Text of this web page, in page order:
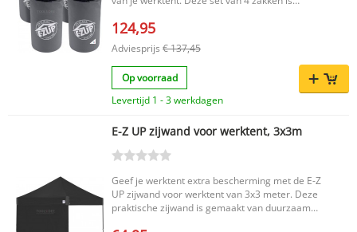
tentpoten te bevestigen, zodat je tent stevig op
zijn plek blijft staan. Ideaal voor gebruik op harde
ondergronden waar haringen niet gebruikt
kunnen worden. Belangrijkste voordelen Zorgt
voor maximale stabiliteit van je werktent
Eenvoudig te vullen met water Makkelijk te
bevestigen aan de tentpoten Geschikt voor
harde ondergronden waar haringen geen optie
zijn Praktische oplossing om je tent veilig te
verankeren bij wind of onstabiele
omstandigheden Productkenmerken Merk: E-Z
UP Type: water gewichtszakken Aantal: 4 stuks
Te vullen met water Bevestiging aan tentpoten
Een handige accessoire voor iedereen die zijn
werktent extra stevig wil vastzetten. Met deze
124,95
Adviesprijs € 137,45
Op voorraad
Levertijd 1 - 3 werkdagen
E-Z UP zijwand voor werktent, 3x3m
Geef je werktent extra bescherming met de E-Z
UP zijwand voor werktent van 3x3 meter. Deze
praktische zijwand is gemaakt van duurzaam